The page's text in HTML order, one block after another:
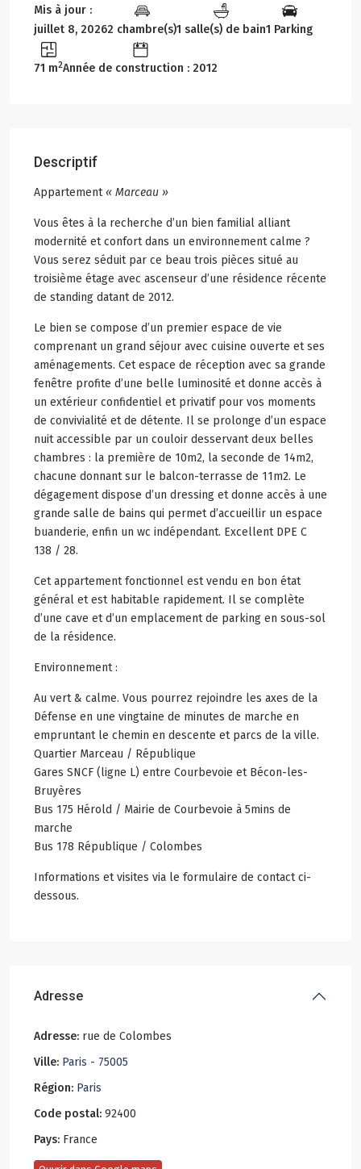
Mis à jour :
juillet 8, 20262 chambre(s)1 salle(s) de bain1 Parking
71 m2Année de construction : 2012
Descriptif
Appartement« Marceau »
Vous êtes à la recherche d’un bien familial alliant
modernité et confort dans un environnement calme ?
Vous serez séduit par ce beau trois pièces situé au
troisième étage avec ascenseur d’une résidence récente
de standing datant de 2012.
Le bien se compose d’un premier espace de vie
comprenant un grand séjour avec cuisine ouverte et ses
aménagements. Cet espace de réception avec sa grande
fenêtre profite d’une belle luminosité et donne accès à
un extérieur confidentiel et privatif pour vos moments
de convivialité et de détente. Il se prolonge d’un espace
nuit accessible par un couloir desservant deux belles
chambres : la première de 10m2, la seconde de 14m2,
chacune donnant sur le balcon-terrasse de 11m2. Le
dégagement dispose d’un dressing et donne accès à une
grande salle de bains qui permet d’accueillir un espace
buanderie, enfin un wc indépendant. Excellent DPE C
138 / 28.
Cet appartement fonctionnel est vendu en bon état
général et est habitable rapidement. Il se complète
d’une cave et d’un emplacement de parking en sous-sol
de la résidence.
Environnement :
Au vert & calme. Vous pourrez rejoindre les axes de la
Défense en une vingtaine de minutes de marche en
empruntant le chemin en descente et parcs de la ville.
Quartier Marceau / République
Gares SNCF (ligne L) entre Courbevoie et Bécon-les-
Bruyères
Bus 175 Hérold / Mairie de Courbevoie à 5mins de
marche
Bus 178 République / Colombes
Informations et visites via le formulaire de contact ci-
dessous.
Adresse
Adresse: rue de Colombes
Ville: Paris - 75005
Région: Paris
Code postal: 92400
Pays: France